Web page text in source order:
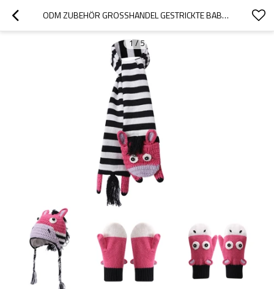
ODM ZUBEHÖR GROSSHANDEL GESTRICKTE BABY MÜTZE SCHAL HANDSCHUHE SET MIT ZEBRAMUSTER
1/5